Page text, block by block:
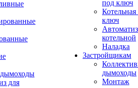
под ключ
ключ
котельной
Наладка
Застройщикам
дымоходы
Монтаж